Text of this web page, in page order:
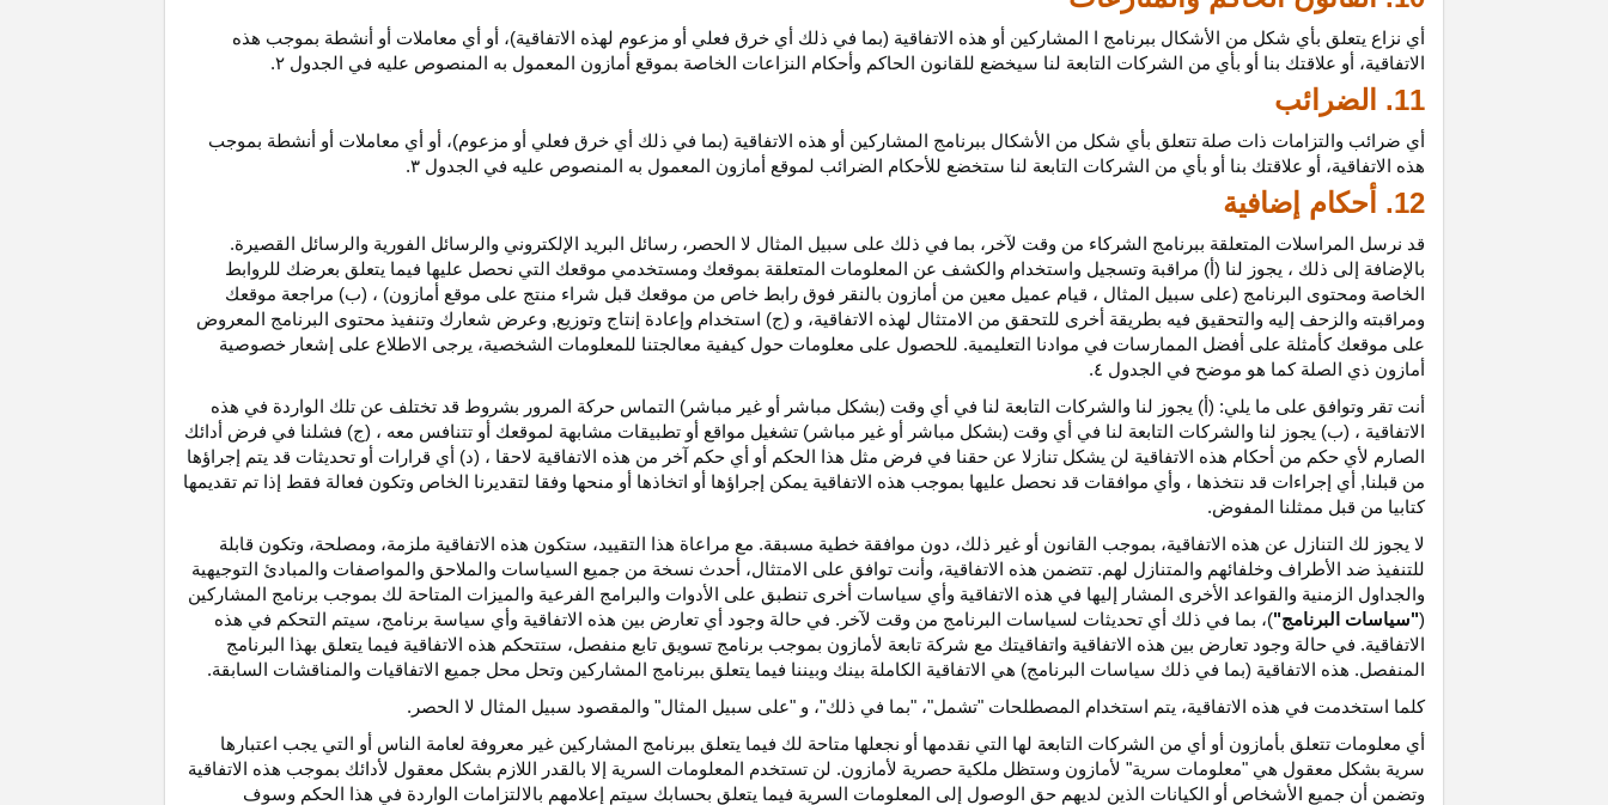
أي نزاع يتعلق بأي شكل من الأشكال ببرنامج ا المشاركين أو هذه الاتفاقية (بما في ذلك أي خرق فعلي أو مزعوم لهذه الاتفاقية)، أو أي معاملات أو أنشطة بموجب هذه
الاتفاقية، أو علاقتك بنا أو بأي من الشركات التابعة لنا سيخضع للقانون الحاكم وأحكام النزاعات الخاصة بموقع أمازون المعمول به المنصوص عليه في الجدول ۲.
11. الضرائب
أي ضرائب والتزامات ذات صلة تتعلق بأي شكل من الأشكال ببرنامج المشاركين أو هذه الاتفاقية (بما في ذلك أي خرق فعلي أو مزعوم)، أو أي معاملات أو أنشطة بموجب
هذه الاتفاقية، أو علاقتك بنا أو بأي من الشركات التابعة لنا ستخضع للأحكام الضرائب لموقع أمازون المعمول به المنصوص عليه في الجدول ۳.
12. أحكام إضافية
قد نرسل المراسلات المتعلقة ببرنامج الشركاء من وقت لآخر، بما في ذلك على سبيل المثال لا الحصر، رسائل البريد الإلكتروني والرسائل الفورية والرسائل القصيرة.
بالإضافة إلى ذلك ، يجوز لنا (أ) مراقبة وتسجيل واستخدام والكشف عن المعلومات المتعلقة بموقعك ومستخدمي موقعك التي نحصل عليها فيما يتعلق بعرضك للروابط
الخاصة ومحتوى البرنامج (على سبيل المثال ، قيام عميل معين من أمازون بالنقر فوق رابط خاص من موقعك قبل شراء منتج على موقع أمازون) ، (ب) مراجعة موقعك
ومراقبته والزحف إليه والتحقيق فيه بطريقة أخرى للتحقق من الامتثال لهذه الاتفاقية، و (ج) استخدام وإعادة إنتاج وتوزيع, وعرض شعارك وتنفيذ محتوى البرنامج المعروض
على موقعك كأمثلة على أفضل الممارسات في موادنا التعليمية. للحصول على معلومات حول كيفية معالجتنا للمعلومات الشخصية، يرجى الاطلاع على إشعار خصوصية
أمازون ذي الصلة كما هو موضح في الجدول ٤.
أنت تقر وتوافق على ما يلي: (أ) يجوز لنا والشركات التابعة لنا في أي وقت (بشكل مباشر أو غير مباشر) التماس حركة المرور بشروط قد تختلف عن تلك الواردة في هذه
الاتفاقية ، (ب) يجوز لنا والشركات التابعة لنا في أي وقت (بشكل مباشر أو غير مباشر) تشغيل مواقع أو تطبيقات مشابهة لموقعك أو تتنافس معه ، (ج) فشلنا في فرض أدائك
الصارم لأي حكم من أحكام هذه الاتفاقية لن يشكل تنازلا عن حقنا في فرض مثل هذا الحكم أو أي حكم آخر من هذه الاتفاقية لاحقا ، (د) أي قرارات أو تحديثات قد يتم إجراؤها
من قبلنا, أي إجراءات قد نتخذها ، وأي موافقات قد نحصل عليها بموجب هذه الاتفاقية يمكن إجراؤها أو اتخاذها أو منحها وفقا لتقديرنا الخاص وتكون فعالة فقط إذا تم تقديمها
كتابيا من قبل ممثلنا المفوض.
لا يجوز لك التنازل عن هذه الاتفاقية، بموجب القانون أو غير ذلك، دون موافقة خطية مسبقة. مع مراعاة هذا التقييد، ستكون هذه الاتفاقية ملزمة، ومصلحة، وتكون قابلة
للتنفيذ ضد الأطراف وخلفائهم والمتنازل لهم. تتضمن هذه الاتفاقية، وأنت توافق على الامتثال، أحدث نسخة من جميع السياسات والملاحق والمواصفات والمبادئ التوجيهية
والجداول الزمنية والقواعد الأخرى المشار إليها في هذه الاتفاقية وأي سياسات أخرى تنطبق على الأدوات والبرامج الفرعية والميزات المتاحة لك بموجب برنامج المشاركين
("سياسات البرنامج")، بما في ذلك أي تحديثات لسياسات البرنامج من وقت لآخر. في حالة وجود أي تعارض بين هذه الاتفاقية وأي سياسة برنامج، سيتم التحكم في هذه
الاتفاقية. في حالة وجود تعارض بين هذه الاتفاقية واتفاقيتك مع شركة تابعة لأمازون بموجب برنامج تسويق تابع منفصل، ستتحكم هذه الاتفاقية فيما يتعلق بهذا البرنامج
المنفصل. هذه الاتفاقية (بما في ذلك سياسات البرنامج) هي الاتفاقية الكاملة بينك وبيننا فيما يتعلق ببرنامج المشاركين وتحل محل جميع الاتفاقيات والمناقشات السابقة.
كلما استخدمت في هذه الاتفاقية، يتم استخدام المصطلحات "تشمل"، "بما في ذلك"، و "على سبيل المثال" والمقصود سبيل المثال لا الحصر.
أي معلومات تتعلق بأمازون أو أي من الشركات التابعة لها التي نقدمها أو نجعلها متاحة لك فيما يتعلق ببرنامج المشاركين غير معروفة لعامة الناس أو التي يجب اعتبارها
سرية بشكل معقول هي "معلومات سرية" لأمازون وستظل ملكية حصرية لأمازون. لن تستخدم المعلومات السرية إلا بالقدر اللازم بشكل معقول لأدائك بموجب هذه الاتفاقية
وتضمن أن جميع الأشخاص أو الكيانات الذين لديهم حق الوصول إلى المعلومات السرية فيما يتعلق بحسابك سيتم إعلامهم بالالتزامات الواردة في هذا الحكم وسوف